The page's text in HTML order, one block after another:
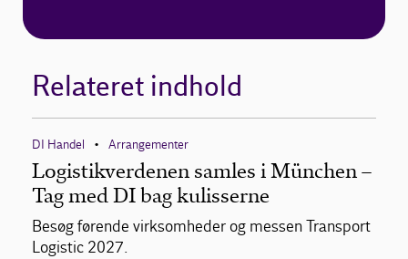
Relateret indhold
DI Handel • Arrangementer
Logistikverdenen samles i München –
Tag med DI bag kulisserne
Besøg førende virksomheder og messen Transport
Logistic 2027.